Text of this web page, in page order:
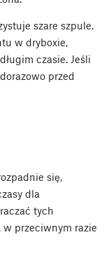
szare szpule.
w dryboxie,
czasie. Jeśli
przed
się,
dla
tych
przeciwnym razie